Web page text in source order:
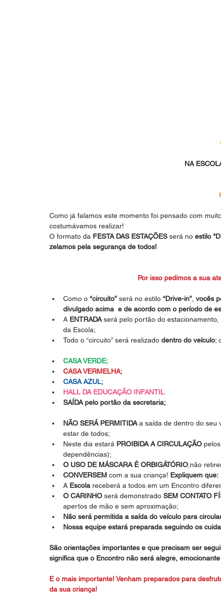
NA
Como já falamos este momento foi pensado com
costumávamos realizar!
O formato da FESTA DAS ESTAÇÕES será no estilo
zelamos pela segurança de todos!
Por isso pedimos a sua
Como o “circuito” será no estilo “Drive-in”, vocês
divulgado acima  e de acordo com o período de
A ENTRADA será pelo portão do estacionamento,
da Escola;
Todo o “circuito” será realizado dentro do veículo;
CASA VERDE;
CASA VERMELHA;
CASA AZUL;
HALL DA EDUCAÇÃO INFANTIL.
SAÍDA pelo portão da secretaria;
NÃO SERÁ PERMITIDA a saída de dentro do seu
estar de todos;
Neste dia estará PROIBIDA A CIRCULAÇÃO
dependências);
O USO DE MÁSCARA É ORBIGÁTÓRIO;não
CONVERSEM com a sua criança! Expliquem que:
A Escola receberá a todos em um Encontro
O CARINHO será demonstrado SEM CONTATO
apertos de mão e sem aproximação;
Não será permitida a saída do veículo para
Nossa equipe estará preparada seguindo os
São orientações importantes e que precisam ser
significa que o Encontro não será alegre,
E o mais importante! Venham preparados para
da sua criança!